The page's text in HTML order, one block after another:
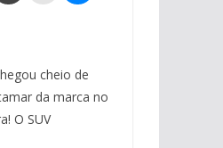
cheio de
da marca no
O SUV